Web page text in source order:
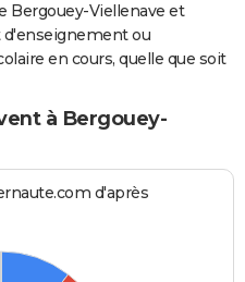
Bergouey-Viellenave et
ou
en cours, quelle que soit
à Bergouey-
d'après